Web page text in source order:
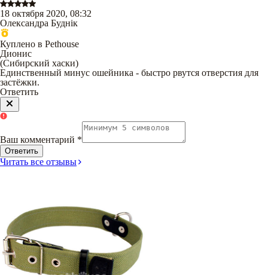
18 октября 2020, 08:32
Олександра Буднік
Куплено в Pethouse
Дионис
(Сибирский хаски)
Единственный минус ошейника - быстро рвутся отверстия для
застёжки.
Ответить
Ваш комментарий *
Ответить
Читать все отзывы